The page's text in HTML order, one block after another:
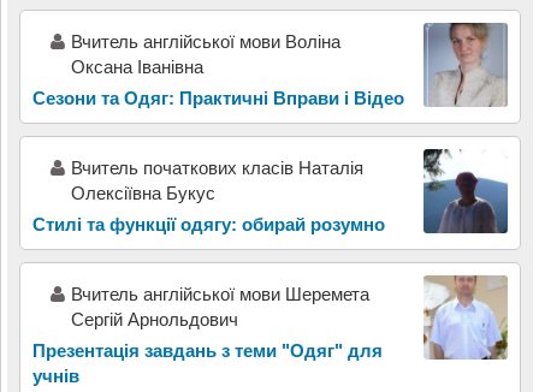
Вчитель англійської мови Воліна
Оксана Іванівна
Сезони та Одяг: Практичні Вправи і Відео
Вчитель початкових класів Наталія
Олексіївна Букус
Стилі та функції одягу: обирай розумно
Вчитель англійської мови Шеремета
Сергій Арнольдович
Презентація завдань з теми "Одяг" для
учнів